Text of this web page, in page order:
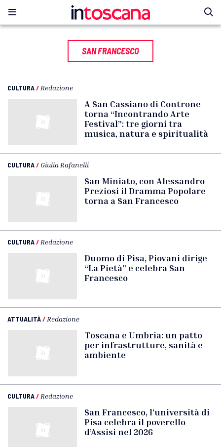
SAN FRANCESCO
CULTURA/ Redazione
A San Cassiano di Controne
torna “Incontrando Arte
Festival”: tre giorni tra
musica, natura e spiritualità
CULTURA/ Giulia Rafanelli
San Miniato, con Alessandro
Preziosi il Dramma Popolare
torna a San Francesco
CULTURA/ Redazione
Duomo di Pisa, Piovani dirige
“La Pietà” e celebra San
Francesco
ATTUALITÀ/ Redazione
Toscana e Umbria: un patto
per infrastrutture, sanità e
ambiente
CULTURA/ Redazione
San Francesco, l’università di
Pisa celebra il poverello
d’Assisi nel 2026